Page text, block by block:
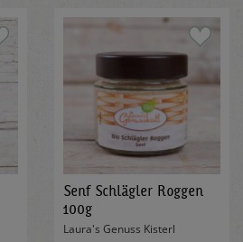
Senf Schlägler Roggen
100g
Laura's Genuss Kisterl